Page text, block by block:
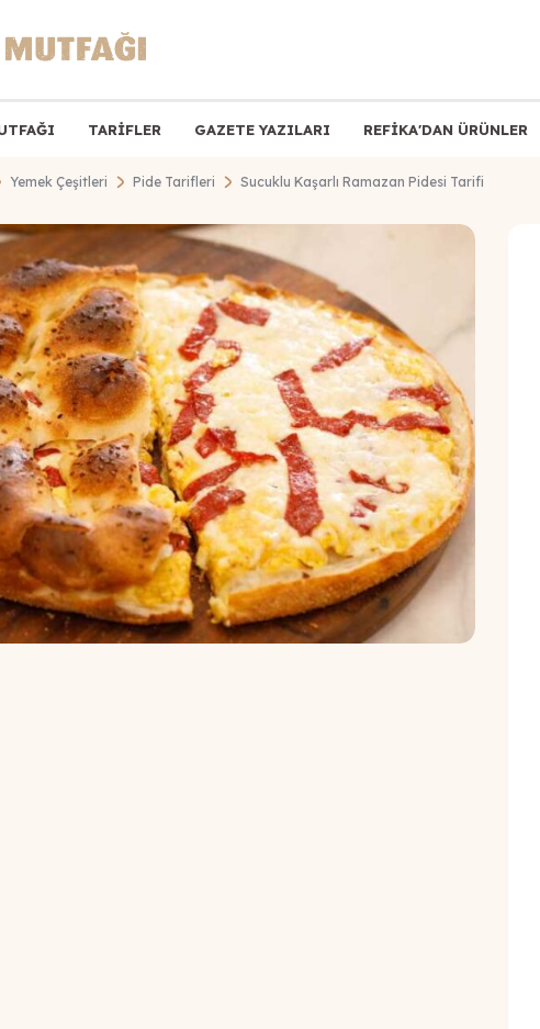
TARİFLER GAZETE YAZILARI REFİKA'DAN ÜRÜNLER
Yemek Çeşitleri Pide Tarifleri Sucuklu Kaşarlı Ramazan Pidesi Tarifi